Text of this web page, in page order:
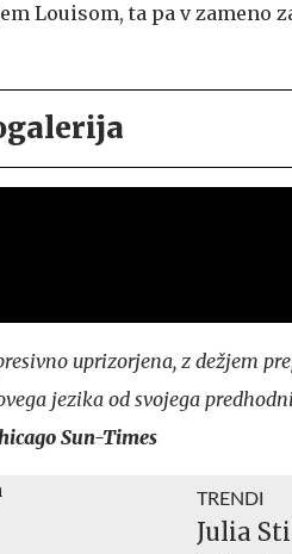
Louisom, ta pa v zameno
uprizorjena, z dežjem
jezika od svojega
Sun-Times
TRENDI
Julia